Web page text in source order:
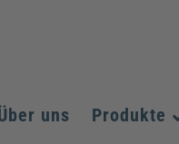
uns Produkte